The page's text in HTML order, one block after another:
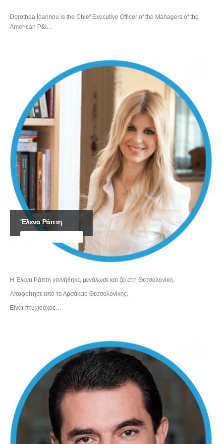
Dorothea Ioannou is the Chief Executive Officer of the Managers of the
American P&I…
Έλενα Ράπτη
Η Έλενα Ράπτη γεννήθηκε, μεγάλωσε και ζει στη Θεσσαλονίκη.
Αποφοίτησε από το Αρσάκειο Θεσσαλονίκης.
Είναι πτυχιούχος…